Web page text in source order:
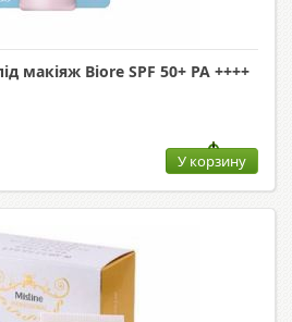
макіяж Biore SPF 50+ PA ++++
У корзину